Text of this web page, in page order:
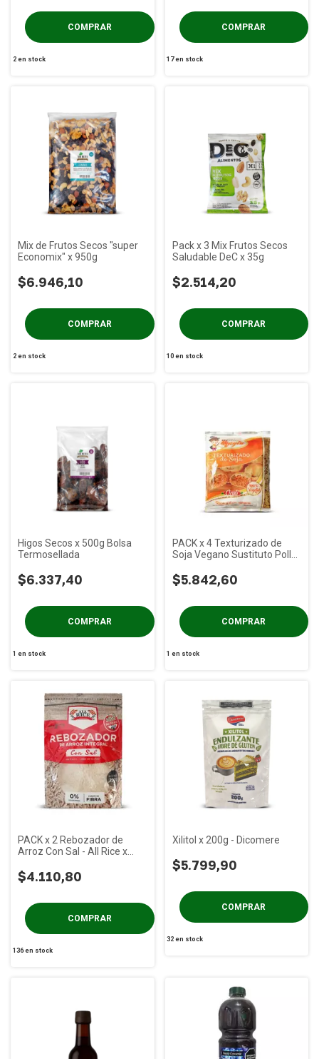
2en stock 17en stock
Mix de Frutos Secos "super
Economix" x 950g
$6.946,10
2en stock
Pack x 3 Mix Frutos Secos
Saludable DeC x 35g
$2.514,20
10 en stock
Higos Secos x 500g Bolsa
Termosellada
$6.337,40
1 en stock
PACK x 4 Texturizado de
Soja Vegano Sustituto Pollo
$5.842,60
1 en stock
PACK x 2 Rebozador de
Arroz Con Sal - All Rice x
$4.110,80
136en stock
Xilitol x 200g - Dicomere
$5.799,90
32 en stock